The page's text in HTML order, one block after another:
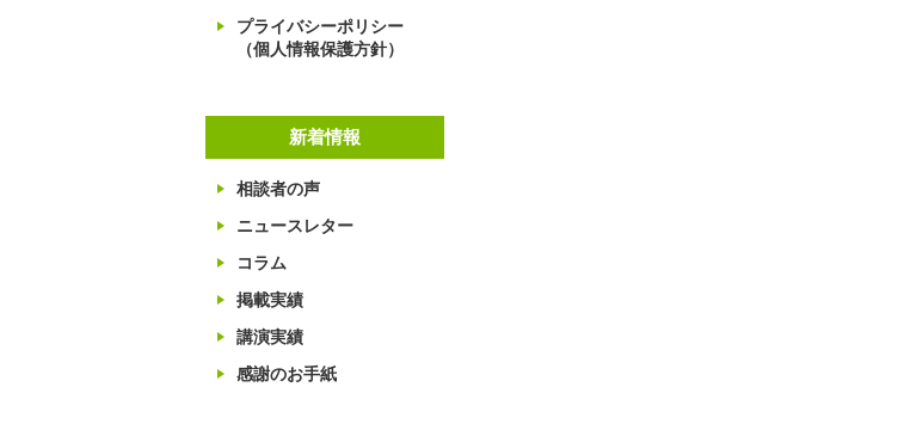
プライバシーポリシー
（個人情報保護方針）
新着情報
相談者の声
ニュースレター
コラム
掲載実績
講演実績
感謝のお手紙